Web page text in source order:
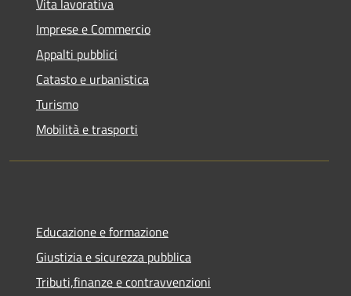
Imprese e Commercio
Appalti pubblici
Catasto e urbanistica
Turismo
Mobilità e trasporti
Educazione e formazione
Giustizia e sicurezza pubblica
Tributi,finanze e contravvenzioni